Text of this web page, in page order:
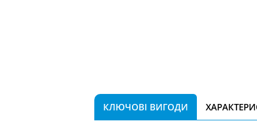
КЛЮЧОВІ ВИГОДИ